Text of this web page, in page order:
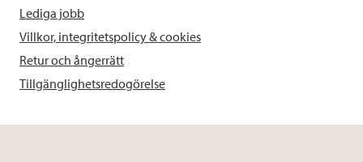
Lediga jobb
Villkor, integritetspolicy & cookies
Retur och ångerrätt
Tillgänglighetsredogörelse